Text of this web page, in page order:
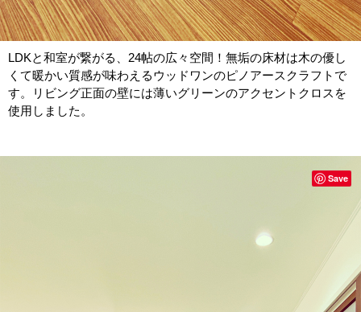
LDKと和室が繋がる、24帖の広々空間！無垢の床材は木の優し
くて暖かい質感が味わえるウッドワンのピノアースクラフトで
す。リビング正面の壁には薄いグリーンのアクセントクロスを
使用しました。
Save